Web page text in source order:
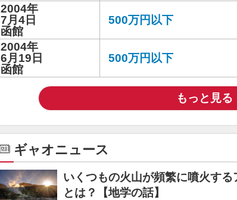
2004年
7月4日
函館
500万円以下
2004年
6月19日
函館
500万円以下
もっと見る
ギャオニュース
いくつもの火山が頻繁に噴火す
とは？【地学の話】